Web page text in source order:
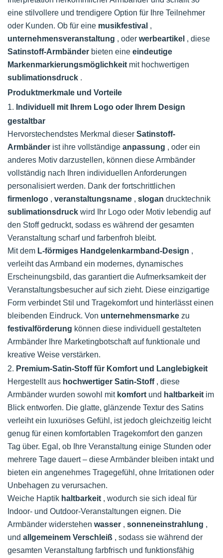
eine stilvollere und trendigere Option für Ihre Teilnehmer
oder Kunden. Ob für eine musikfestival ,
unternehmensveranstaltung , oder werbeartikel , diese
Satinstoff-Armbänder bieten eine eindeutige
Markenmarkierungsmöglichkeit mit hochwertigen
sublimationsdruck .
Produktmerkmale und Vorteile
1. Individuell mit Ihrem Logo oder Ihrem Design
gestaltbar
Hervorstechendstes Merkmal dieser Satinstoff-
Armbänder ist ihre vollständige anpassung , oder ein
anderes Motiv darzustellen, können diese Armbänder
vollständig nach Ihren individuellen Anforderungen
personalisiert werden. Dank der fortschrittlichen
firmenlogo , veranstaltungsname , slogan drucktechnik
sublimationsdruck wird Ihr Logo oder Motiv lebendig auf
den Stoff gedruckt, sodass es während der gesamten
Veranstaltung scharf und farbenfroh bleibt.
Mit dem L-förmiges Handgelenkarmband-Design ,
verleiht das Armband ein modernes, dynamisches
Erscheinungsbild, das garantiert die Aufmerksamkeit der
Veranstaltungsbesucher auf sich zieht. Diese einzigartige
Form verbindet Stil und Tragekomfort und hinterlässt einen
bleibenden Eindruck. Von unternehmensmarke zu
festivalförderung können diese individuell gestalteten
Armbänder Ihre Marketingbotschaft auf funktionale und
kreative Weise verstärken.
2. Premium-Satin-Stoff für Komfort und Langlebigkeit
Hergestellt aus hochwertiger Satin-Stoff , diese
Armbänder wurden sowohl mit komfort und haltbarkeit im
Blick entworfen. Die glatte, glänzende Textur des Satins
verleiht ein luxuriöses Gefühl, ist jedoch gleichzeitig leicht
genug für einen komfortablen Tragekomfort den ganzen
Tag über. Egal, ob Ihre Veranstaltung einige Stunden oder
mehrere Tage dauert – diese Armbänder bleiben intakt und
bieten ein angenehmes Tragegefühl, ohne Irritationen oder
Unbehagen zu verursachen.
Weiche Haptik haltbarkeit , wodurch sie sich ideal für
Indoor- und Outdoor-Veranstaltungen eignen. Die
Armbänder widerstehen wasser , sonneneinstrahlung ,
und allgemeinem Verschleiß , sodass sie während der
gesamten Veranstaltung farbfrisch und funktionsfähig